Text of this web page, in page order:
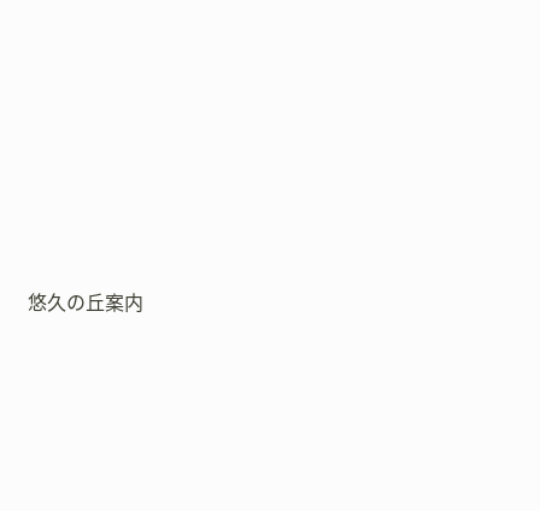
悠久の丘案内